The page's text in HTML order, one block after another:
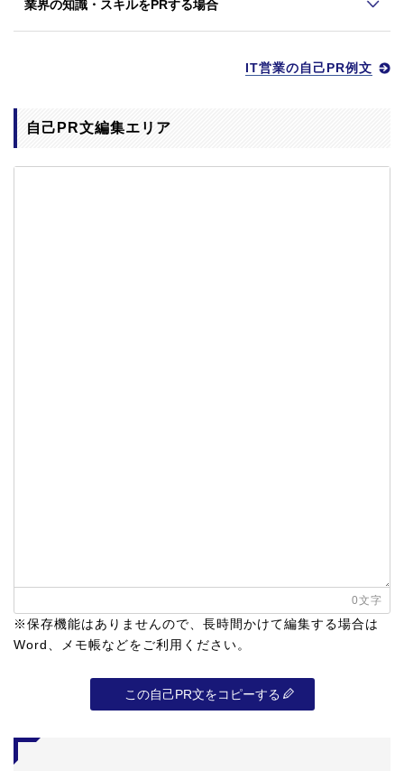
業界の知識・スキルをPRする場合
IT営業の自己PR例文
自己PR文編集エリア
0文字
※保存機能はありませんので、長時間かけて編集する場合は
Word、メモ帳などをご利用ください。
この自己PR文をコピーする